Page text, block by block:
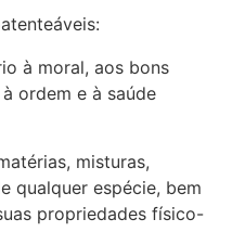
moral, aos bons
ordem e à saúde
misturas,
qualquer espécie, bem
propriedades físico-